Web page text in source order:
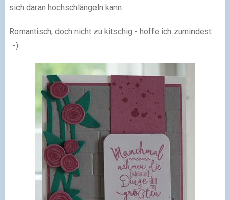
sich daran hochschlängeln kann.
Romantisch, doch nicht zu kitschig - hoffe ich zumindest
:-)